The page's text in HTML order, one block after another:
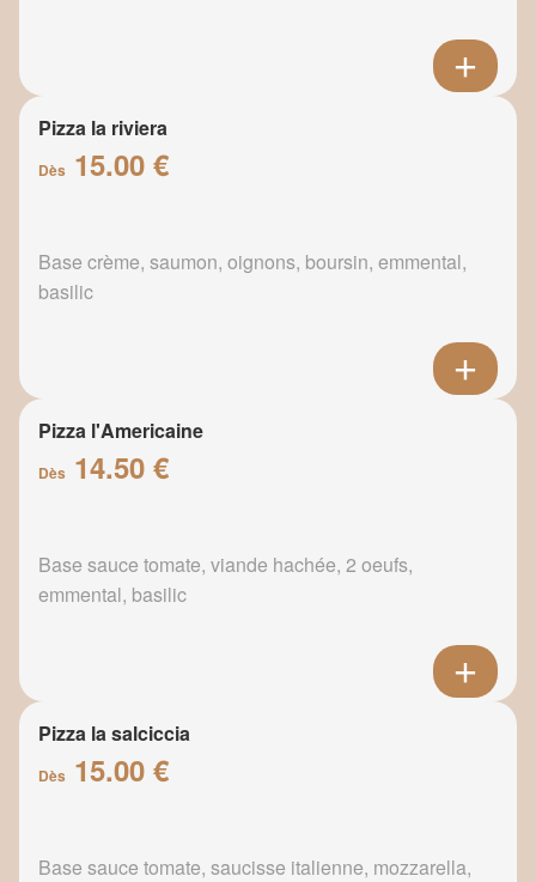
Pizza la riviera
Dès 15.00 €
Base crème, saumon, oignons, boursin, emmental,
basilic
Pizza l'Americaine
Dès 14.50 €
Base sauce tomate, viande hachée, 2 oeufs,
emmental, basilic
Pizza la salciccia
Dès 15.00 €
Base sauce tomate, saucisse italienne, mozzarella,